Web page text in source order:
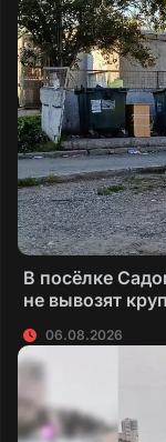
В посёлке
не вывозят
06.08.2026